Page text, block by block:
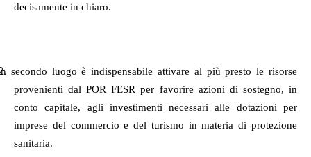
decisamente in chiaro.
secondo luogo è indispensabile attivare al più presto le risorse
provenienti dal POR FESR per favorire azioni di sostegno, in
conto capitale, agli investimenti necessari alle dotazioni per
imprese del commercio e del turismo in materia di protezione
sanitaria.